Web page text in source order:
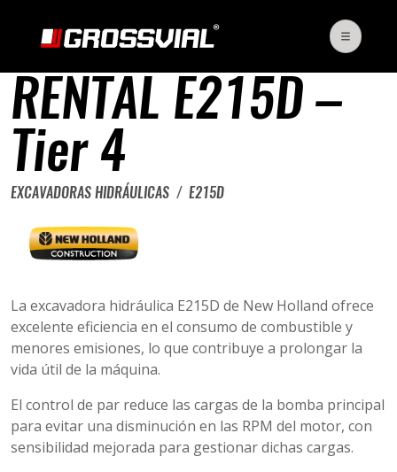
RENTAL E215D –
Tier 4
EXCAVADORAS HIDRÁULICAS E215D
La excavadora hidráulica E215D de New Holland ofrece
excelente eficiencia en el consumo de combustible y
menores emisiones, lo que contribuye a prolongar la
vida útil de la máquina.
El control de par reduce las cargas de la bomba principal
para evitar una disminución en las RPM del motor, con
sensibilidad mejorada para gestionar dichas cargas.